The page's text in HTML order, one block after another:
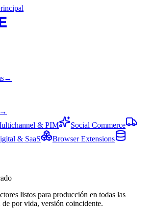
→
→
& PIM
Social Commerce
& SaaS
Browser Extensions
listos para producción en todas las
por vida, versión coincidente.